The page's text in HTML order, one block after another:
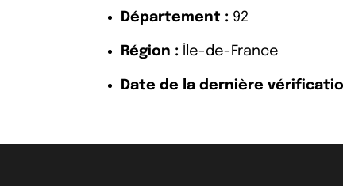
Département : 92
Région : Île-de-France
Date de la dernière